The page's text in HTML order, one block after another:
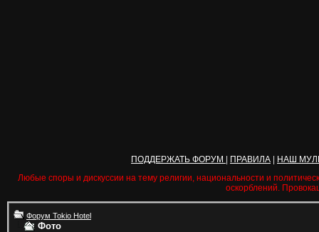
ПОДДЕРЖАТЬ ФОРУМ ПРАВИЛА
НАШ
Любые споры и дискуссии на тему религии, национальности и
оскорблений.
Форум Tokio Hotel
Фото